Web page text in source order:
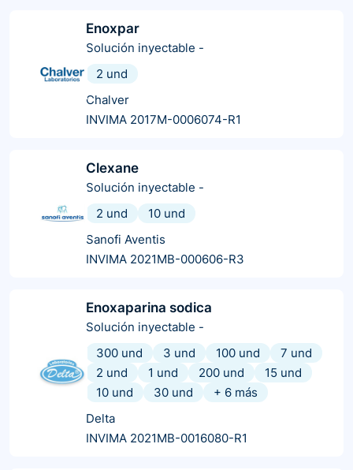
Enoxpar
Solución inyectable -
2 und
Chalver
INVIMA 2017M-0006074-R1
Clexane
Solución inyectable -
2 und
10 und
Sanofi Aventis
INVIMA 2021MB-000606-R3
Enoxaparina sodica
Solución inyectable -
300 und
3 und 100 und
7 und
2 und
1 und 200 und
15 und
10 und
30 und + 6 más
Delta
INVIMA 2021MB-0016080-R1